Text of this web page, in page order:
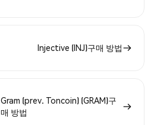
Injective (INJ)구매 방법
Gram (prev. Toncoin) (GRAM)구
매 방법